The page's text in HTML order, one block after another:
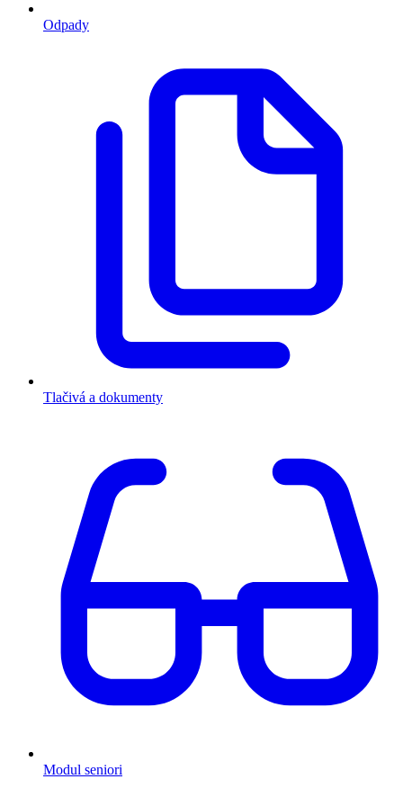
Odpady
Tlačivá a dokumenty
Modul seniori